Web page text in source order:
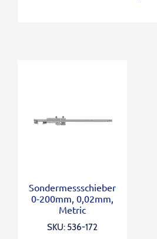
Sondermessschieber
0-200mm, 0,02mm,
Metric
SKU: 536-172